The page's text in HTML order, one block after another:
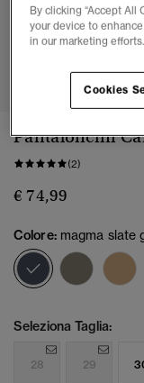
Pantaloncini
(2)
€ 74,99
Colore: magma slate
selezionato
Seleziona Taglia:
28 29
By clicking “Accept All
your device to
in our marketing efforts.
Cookies